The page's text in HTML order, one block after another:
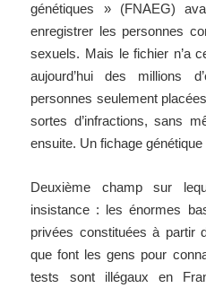
génétiques » (FNAEG)
enregistrer les personnes
sexuels. Mais le fichier n’a
aujourd’hui des millions
personnes seulement
sortes d’infractions, sans
ensuite. Un fichage génétique
Deuxième champ sur
insistance : les énormes
privées constituées à partir
que font les gens pour
tests sont illégaux en